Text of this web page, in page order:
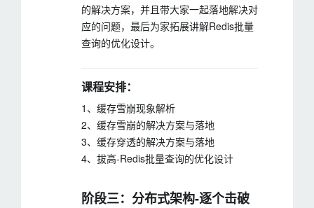
的解决方案，并且带大家一起落地解决对
应的问题，最后为家拓展讲解Redis批量
查询的优化设计。
课程安排：
1、缓存雪崩现象解析
2、缓存雪崩的解决方案与落地
3、缓存穿透的解决方案与落地
4、拔高-Redis批量查询的优化设计
阶段三：分布式架构-逐个击破